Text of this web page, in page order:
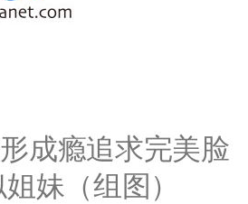
成瘾追求完美脸
妹（组图）